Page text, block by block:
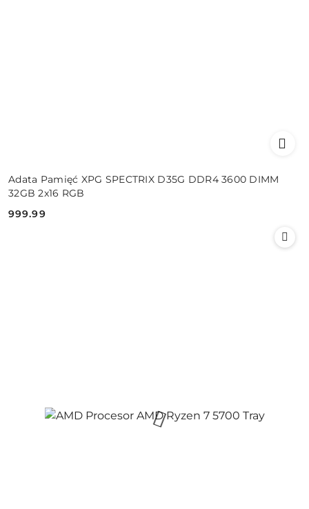
Adata Pamięć XPG SPECTRIX D35G DDR4 3600 DIMM
32GB 2x16 RGB
Cena:
999.99